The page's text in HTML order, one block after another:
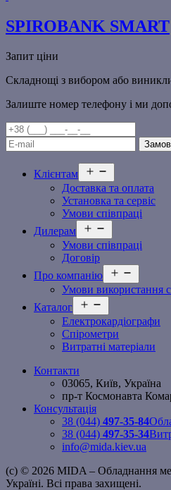
SPIROBANK SMART
Запит ціни
Складнощі з вибором або
Залиште номер телефону і ми
Клієнтам
меню
Доставка та оплата
Установка та сервіс
Умови співпраці
Дилерам
меню
Умови співпраці
Договір
Про компанію
меню
Умови використання
Каталог
меню
Електрокардіографи
Спірометри
Витратні матеріали
Контакти
03065, Київ, Україна
пр-т Космонавта
Консультація
38 (044) 497-35-84
38 (044) 497-35-34
info@mida.kiev.ua
(c) © 2026 MIDA – Обладнання
Україні. Всі права захищені.